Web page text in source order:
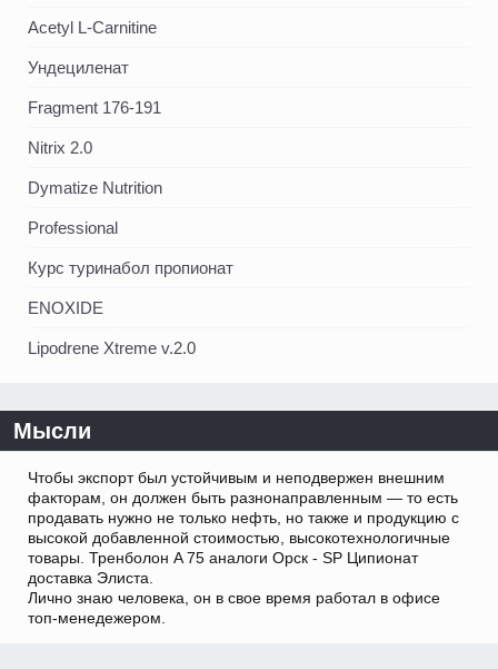
Acetyl L-Carnitine
Ундециленат
Fragment 176-191
Nitrix 2.0
Dymatize Nutrition
Professional
Курс туринабол пропионат
ENOXIDE
Lipodrene Xtreme v.2.0
Мысли
Чтобы экспорт был устойчивым и неподвержен внешним
факторам, он должен быть разнонаправленным — то есть
продавать нужно не только нефть, но также и продукцию с
высокой добавленной стоимостью, высокотехнологичные
товары. Тренболон A 75 аналоги Орск - SP Ципионат
доставка Элиста.
Лично знаю человека, он в свое время работал в офисе
топ-менедежером.